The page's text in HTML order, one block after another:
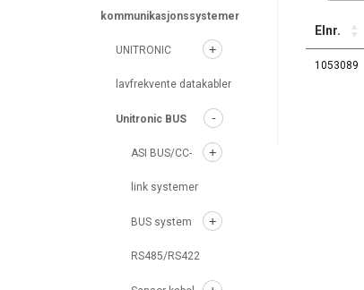
kommunikasjonssystemer
UNITRONIC
lavfrekvente datakabler
Unitronic BUS
ASI BUS/CC-
link systemer
BUS system
RS485/RS422
Elnr.
1053089